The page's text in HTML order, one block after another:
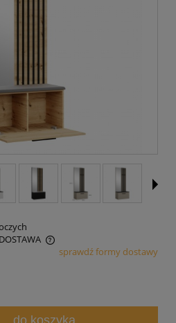
kosztów płatności
sprawdź formy dostawy
do koszyka